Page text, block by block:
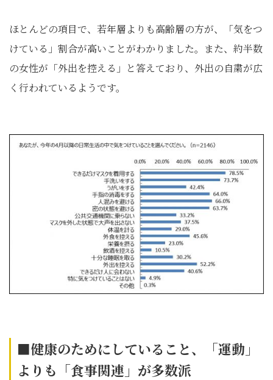
ほとんどの項目で、若年層よりも高齢層の方が、「気をつ
けている」割合が高いことがわかりました。また、約半数
の女性が「外出を控える」と答えており、外出の自粛が広
く行われているようです。
■健康のためにしていること、「運動」
よりも「食事関連」が多数派